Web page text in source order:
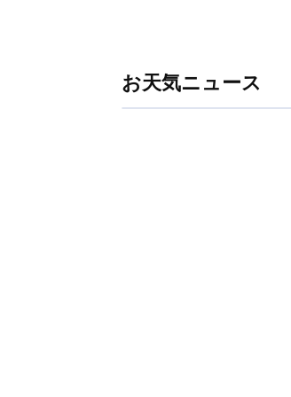
お天気ニュース